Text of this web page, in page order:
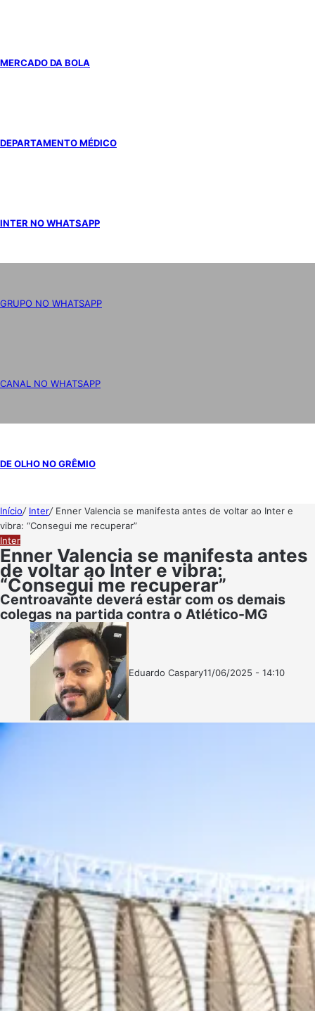
MERCADO DA BOLA
DEPARTAMENTO MÉDICO
INTER NO WHATSAPP
GRUPO NO WHATSAPP
CANAL NO WHATSAPP
DE OLHO NO GRÊMIO
Início/ Inter/ Enner Valencia se manifesta antes de voltar ao Inter e
vibra: “Consegui me recuperar”
Inter
Enner Valencia se manifesta antes
de voltar ao Inter e vibra:
“Consegui me recuperar”
Centroavante deverá estar com os demais
colegas na partida contra o Atlético-MG
Eduardo CasparyFollow
Mande
11/06/2025 - 14:10